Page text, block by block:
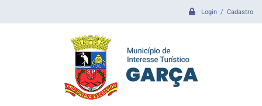
Login / Cadastro